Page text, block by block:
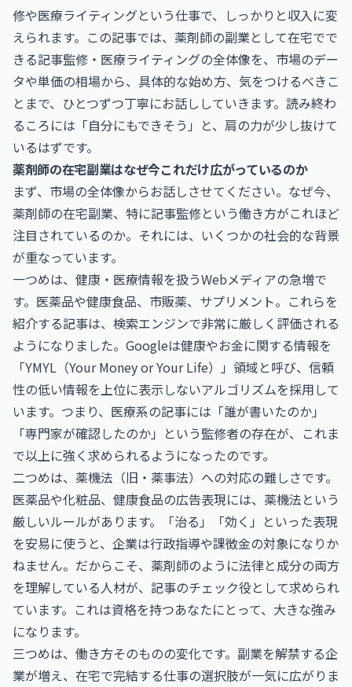
修や医療ライティングという仕事で、しっかりと収入に変
えられます。この記事では、薬剤師の副業として在宅でで
きる記事監修・医療ライティングの全体像を、市場のデー
タや単価の相場から、具体的な始め方、気をつけるべきこ
とまで、ひとつずつ丁寧にお話ししていきます。読み終わ
るころには「自分にもできそう」と、肩の力が少し抜けて
いるはずです。
薬剤師の在宅副業はなぜ今これだけ広がっているのか
まず、市場の全体像からお話しさせてください。なぜ今、
薬剤師の在宅副業、特に記事監修という働き方がこれほど
注目されているのか。それには、いくつかの社会的な背景
が重なっています。
一つめは、健康・医療情報を扱うWebメディアの急増で
す。医薬品や健康食品、市販薬、サプリメント。これらを
紹介する記事は、検索エンジンで非常に厳しく評価される
ようになりました。Googleは健康やお金に関する情報を
「YMYL（Your Money or Your Life）」領域と呼び、信頼
性の低い情報を上位に表示しないアルゴリズムを採用して
います。つまり、医療系の記事には「誰が書いたのか」
「専門家が確認したのか」という監修者の存在が、これま
で以上に強く求められるようになったのです。
二つめは、薬機法（旧・薬事法）への対応の難しさです。
医薬品や化粧品、健康食品の広告表現には、薬機法という
厳しいルールがあります。「治る」「効く」といった表現
を安易に使うと、企業は行政指導や課徴金の対象になりか
ねません。だからこそ、薬剤師のように法律と成分の両方
を理解している人材が、記事のチェック役として求められ
ています。これは資格を持つあなたにとって、大きな強み
になります。
三つめは、働き方そのものの変化です。副業を解禁する企
業が増え、在宅で完結する仕事の選択肢が一気に広がりま